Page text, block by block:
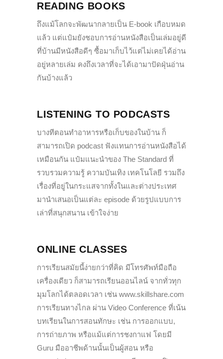
READING BOOKS
ถึงแม้โลกจะพัฒนากลายเป็น E-book เกือบหมด
แล้ว แต่แป๋มยังชอบการอ่านหนังสือเป็นเล่มอยู่ดี
ที่บ้านมีหนังสือดีๆ ซื้อมาเก็บไว้แต่ไม่เคยได้อ่าน
อยู่หลายเล่ม คงถึงเวลาที่จะได้เอามาปัดฝุ่นอ่าน
กันบ้างแล้ว
LISTENING TO PODCASTS
บางทีตอนทำอาหารหรือเก็บของในบ้าน ก็
สามารถเปิด podcast ฟังแทนการอ่านหนังสือได้
เหมือนกัน แป๋มแนะนำของ The Standard ที่
รวบรวมความรู้ ความบันเทิง เทคโนโลยี รวมถึง
เรื่องที่อยู่ในกระแสจากทั้งในและต่างประเทศ
มานำเสนอเป็นแต่ละ episode ด้วยรูปแบบการ
เล่าที่สนุกสนาน เข้าใจง่าย
ONLINE CLASSES
การเรียนสมัยนี้ง่ายกว่าที่คิด มีโทรศัพท์มือถือ
เครื่องเดียว ก็สามารถเรียนออนไลน์ จากทั่วทุก
มุมโลกได้ตลอดเวลา เช่น www.skillshare.com
การเรียนทางไกล ผ่าน Video Conference ที่เน้น
บทเรียนในการสอนทักษะ เช่น การออกแบบ,
การถ่ายภาพ หรือแม้แต่การชงกาแฟ โดยมี
Guru มืออาชีพด้านนั้นเป็นผู้สอน หรือ